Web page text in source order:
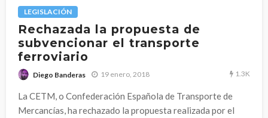
LEGISLACIÓN
Rechazada la propuesta de
subvencionar el transporte
ferroviario
Diego Banderas 19 enero, 2018 1.3K
La CETM, o Confederación Española de Transporte de
Mercancías, ha rechazado la propuesta realizada por el